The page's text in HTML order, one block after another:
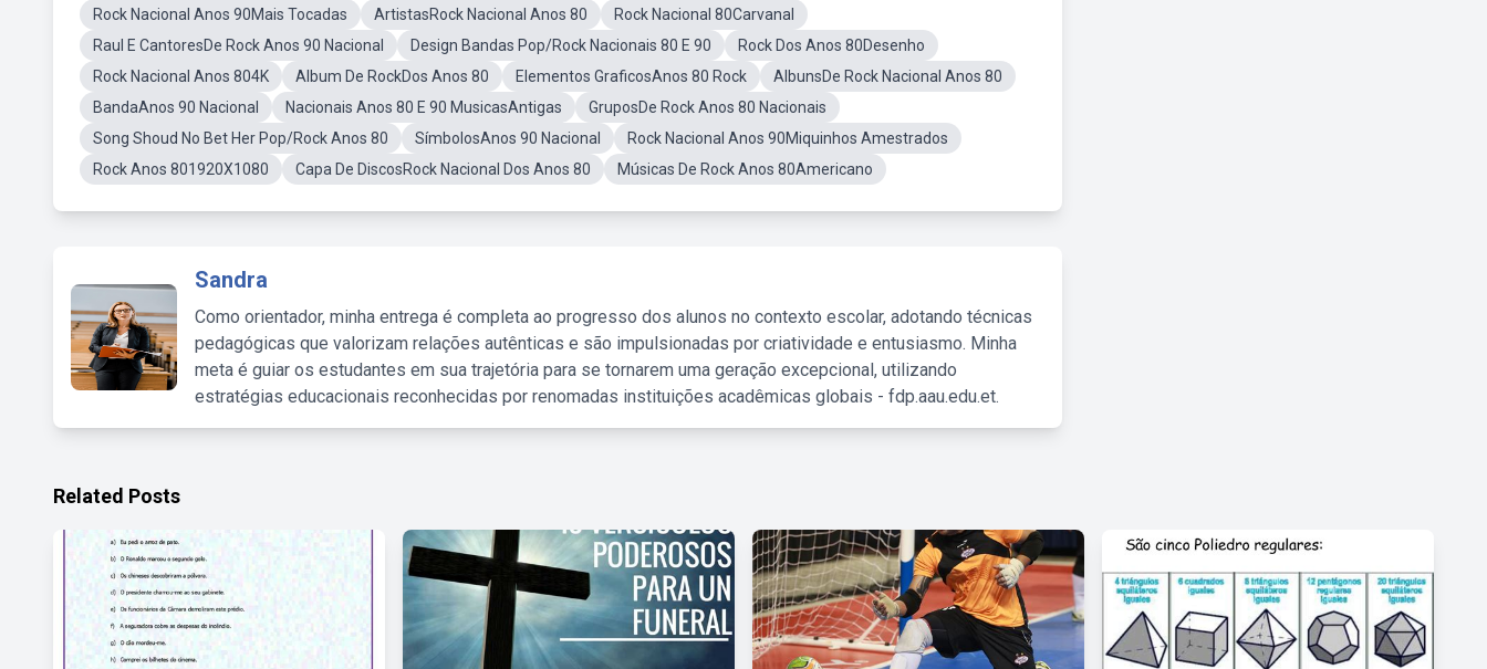
Rock Nacional Anos 90Mais Tocadas
ArtistasRock Nacional Anos 80
Rock Nacional 80Carvanal
Raul E CantoresDe Rock Anos 90 Nacional
Design Bandas Pop/Rock Nacionais 80 E 90
Rock Dos Anos 80Desenho
Rock Nacional Anos 804K
Album De RockDos Anos 80 Elementos GraficosAnos 80 Rock
AlbunsDe Rock Nacional Anos 80
BandaAnos 90 Nacional
Nacionais Anos 80 E 90 MusicasAntigas
GruposDe Rock Anos 80 Nacionais
Song Shoud No Bet Her Pop/Rock Anos 80
SímbolosAnos 90 Nacional
Rock Nacional Anos 90Miquinhos Amestrados
Rock Anos 801920X1080
Capa De DiscosRock Nacional Dos Anos 80 Músicas De Rock Anos 80Americano
Sandra
Como orientador, minha entrega é completa ao progresso dos alunos no contexto escolar, adotando técnicas
pedagógicas que valorizam relações autênticas e são impulsionadas por criatividade e entusiasmo. Minha
meta é guiar os estudantes em sua trajetória para se tornarem uma geração excepcional, utilizando
estratégias educacionais reconhecidas por renomadas instituições acadêmicas globais - fdp.aau.edu.et.
Related Posts